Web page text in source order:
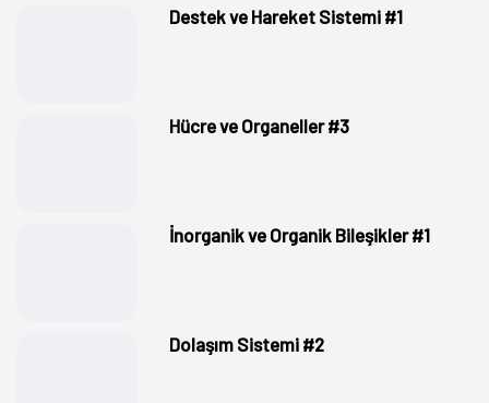
Destek ve Hareket Sistemi #1
Hücre ve Organeller #3
İnorganik ve Organik Bileşikler #1
Dolaşım Sistemi #2